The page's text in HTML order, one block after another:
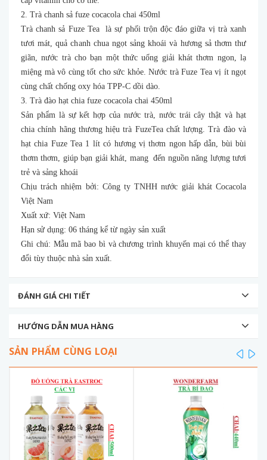
2. Trà chanh sả fuze cocacola chai 450ml
Trà chanh sả Fuze Tea là sự phối trộn độc đáo giữa vị trà xanh
tươi mát, quả chanh chua ngọt sảng khoái và hương sả thơm thư
giãn, nước trà cho bạn một thức uống giải khát thơm ngon, lạ
miệng mà vô cùng tốt cho sức khỏe. Nước trà Fuze Tea vị ít ngọt
cùng chất chống oxy hóa TPP-C dồi dào.
3. Trà đào hạt chia fuze cocacola chai 450ml
Sản phẩm là sự kết hợp của nước trà, nước trái cây thật và hạt
chia chính hãng thương hiệu trà FuzeTea chất lượng. Trà đào và
hạt chia Fuze Tea 1 lít có hương vị thơm ngon hấp dẫn, bùi bùi
thơm thơm, giúp bạn giải khát, mang đến nguồn năng lượng tươi
trẻ và sảng khoái
Chịu trách nhiệm bởi: Công ty TNHH nước giải khát Cocacola
Việt Nam
Xuất xứ: Việt Nam
Hạn sử dụng: 06 tháng kể từ ngày sản xuất
Ghi chú: Mẫu mã bao bì và chương trình khuyến mại có thể thay
đổi tùy thuộc nhà sản xuất.
ĐÁNH GIÁ CHI TIẾT
HƯỚNG DẪN MUA HÀNG
SẢN PHẨM CÙNG LOẠI prev